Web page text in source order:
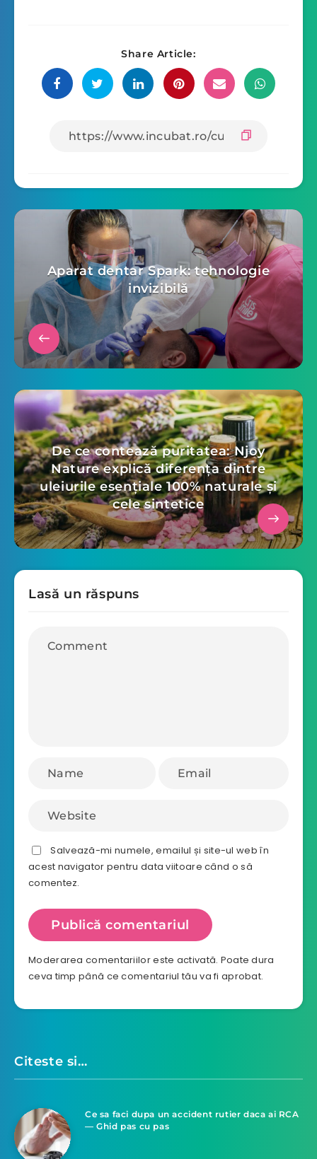
Share Article:
Aparat dentar Spark: tehnologie
invizibilă
De ce contează puritatea: Njoy
Nature explică diferența dintre
uleiurile esențiale 100% naturale și
cele sintetice
Lasă un răspuns
Salvează-mi numele, emailul și site-ul web în
acest navigator pentru data viitoare când o să
comentez.
Moderarea comentariilor este activată. Poate dura
ceva timp până ce comentariul tău va fi aprobat.
Citeste si…
Ce sa faci dupa un accident rutier daca ai RCA
— Ghid pas cu pas